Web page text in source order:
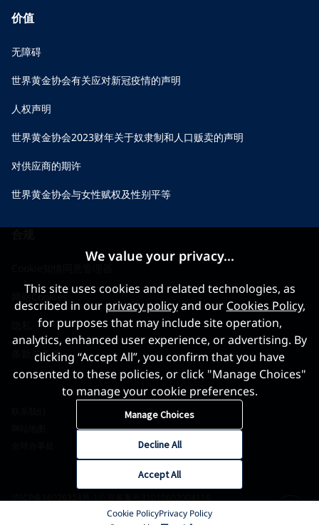
价值
无障碍
世界黄金协会有关应对新冠疫情的声明
人权声明
世界黄金协会2023财年关于奴隶制和人口贩卖的声明
对供应商的期许
世界黄金协会与女性赋权及性别平等
网站Cookies
条款与条件
©2026 世界黄金协会 版权所有
We value your privacy...
This site uses cookies and related technologies, as
described in our privacy policyand our Cookies Policy,
for purposes that may include site operation,
analytics, enhanced user experience, or advertising. By
clicking “Accept All”, you confirm that you have
consented to these policies, or click "Manage Choices"
to manage your cookie preferences.
Manage Choices
Accept All
Decline All
Cookie PolicyPrivacy Policy